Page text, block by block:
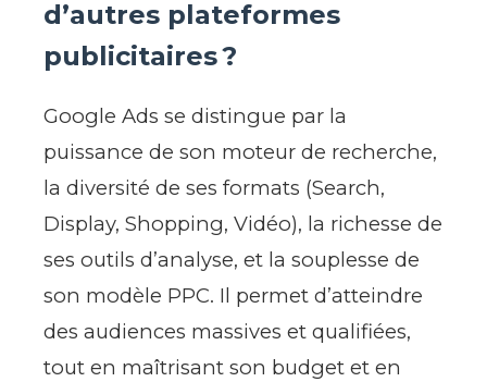
d’autres plateformes
publicitaires ?
Google Ads se distingue par la
puissance de son moteur de recherche,
la diversité de ses formats (Search,
Display, Shopping, Vidéo), la richesse de
ses outils d’analyse, et la souplesse de
son modèle PPC. Il permet d’atteindre
des audiences massives et qualifiées,
tout en maîtrisant son budget et en